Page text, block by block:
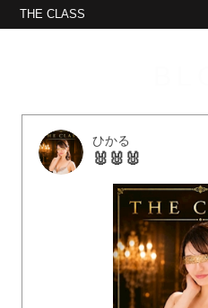
THE CLASS
ひかる
🐰🐰🐰